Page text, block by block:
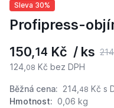
Sleva 30%
Profipress-
150,14 Kč / ks
124, 08 Kč bez DPH
Běžná cena: 214, 48 Kč s
Hmotnost: 0,06 kg